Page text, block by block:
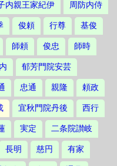
内親王家紀伊 周防内侍
俊頼 行尊 基俊
師頼 俊忠 師時
郁芳門院安芸
忠通 親隆 頼政
宜秋門院丹後 西行
実定 二条院讃岐
長明 慈円 有家